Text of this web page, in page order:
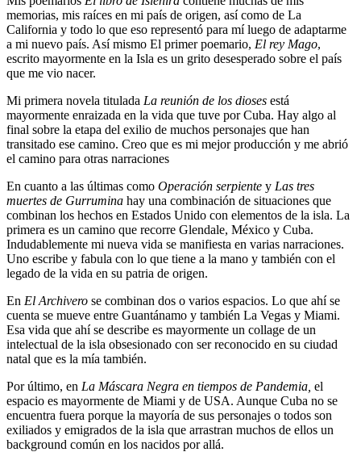
memorias, mis raíces en mi país de origen, así como de La
California y todo lo que eso representó para mí luego de adaptarme
a mi nuevo país. Así mismo El primer poemario, El rey Mago,
escrito mayormente en la Isla es un grito desesperado sobre el país
que me vio nacer.
Mi primera novela titulada La reunión de los dioses está
mayormente enraizada en la vida que tuve por Cuba. Hay algo al
final sobre la etapa del exilio de muchos personajes que han
transitado ese camino. Creo que es mi mejor producción y me abrió
el camino para otras narraciones
En cuanto a las últimas como Operación serpiente y Las tres
muertes de Gurrumina hay una combinación de situaciones que
combinan los hechos en Estados Unido con elementos de la isla. La
primera es un camino que recorre Glendale, México y Cuba.
Indudablemente mi nueva vida se manifiesta en varias narraciones.
Uno escribe y fabula con lo que tiene a la mano y también con el
legado de la vida en su patria de origen.
En El Archivero se combinan dos o varios espacios. Lo que ahí se
cuenta se mueve entre Guantánamo y también La Vegas y Miami.
Esa vida que ahí se describe es mayormente un collage de un
intelectual de la isla obsesionado con ser reconocido en su ciudad
natal que es la mía también.
Por último, en La Máscara Negra en tiempos de Pandemia, el
espacio es mayormente de Miami y de USA. Aunque Cuba no se
encuentra fuera porque la mayoría de sus personajes o todos son
exiliados y emigrados de la isla que arrastran muchos de ellos un
background común en los nacidos por allá.